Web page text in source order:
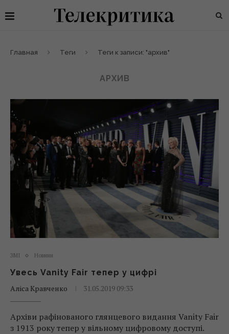
Главная Теги Теги к записи: "архив"
АРХИВ
ЗМІ Новини
Увесь Vanity Fair тепер у цифрі
Аліса Кравченко
31.05.2019 09:33
Архіви рафінованого глянцевого видання Vanity Fair
з 1913 року тепер у вільному цифровому доступі.